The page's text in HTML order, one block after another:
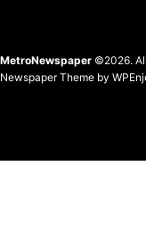
MetroNewspaper ©2026.
Newspaper Theme by